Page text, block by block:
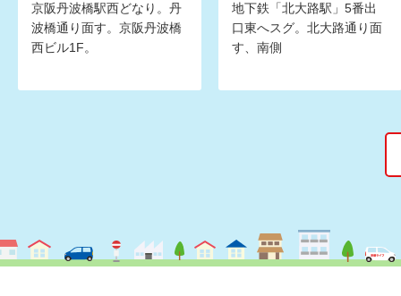
京阪丹波橋駅西どなり。丹
波橋通り面す。京阪丹波橋
西ビル1F。
地下鉄「北大路駅」5番出
口東へスグ。北大路通り面
す、南側